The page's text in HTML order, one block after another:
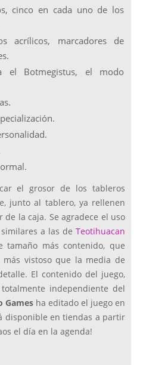
cinco en cada uno de los
acrílicos, marcadores de
el Botmegistus, el modo
el grosor de los tableros
junto al tablero, ya rellenen
la caja. Se agradece el uso
a las de Teotihuacan
más contenido, que
vistoso que la media de
El contenido del juego,
independiente del
Games ha editado el juego en
disponible en tiendas a partir
el día en la agenda!